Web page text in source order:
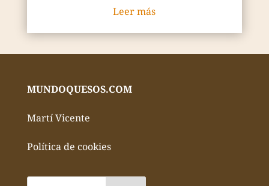
Leer más
MUNDOQUESOS.COM
Martí Vicente
Política de cookies